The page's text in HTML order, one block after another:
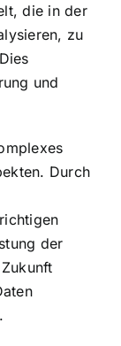
die in der
zu
und
Durch
der